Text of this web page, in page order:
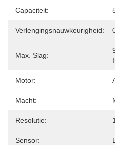
Capaciteit:
Verlengingsnauwkeurigheid:
Max. Slag:
Motor:
Macht:
Resolutie:
Sensor: